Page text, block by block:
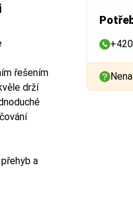
řešením
drží
a